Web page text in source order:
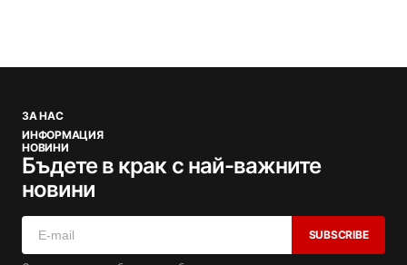
ЗА НАС
ИНФОРМАЦИЯ
НОВИНИ
Бъдете в крак с най-важните
новини
SUBSCRIBE